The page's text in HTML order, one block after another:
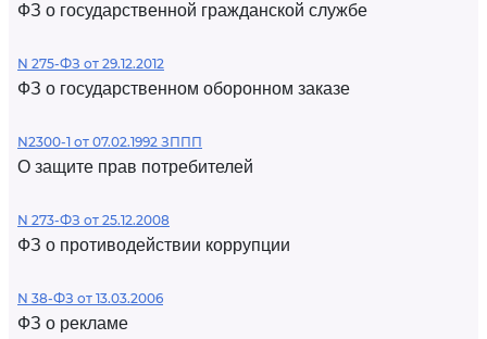
ФЗ о государственной гражданской службе
N 275-ФЗ от 29.12.2012
ФЗ о государственном оборонном заказе
N2300-1 от 07.02.1992 ЗППП
О защите прав потребителей
N 273-ФЗ от 25.12.2008
ФЗ о противодействии коррупции
N 38-ФЗ от 13.03.2006
ФЗ о рекламе